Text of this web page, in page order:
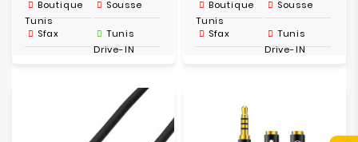
Boutique
Tunis
Sousse
Sfax
Tunis
Drive-IN
Boutique
Tunis
Sousse
Sfax
Tunis
Drive-IN